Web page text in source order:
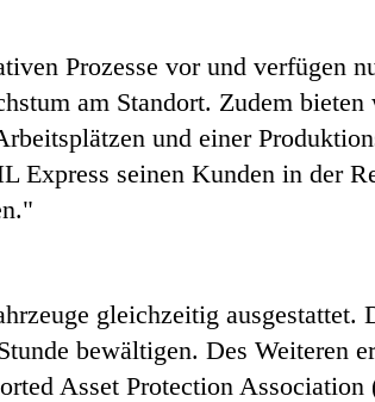
Prozesse vor und verfügen
am Standort. Zudem bieten
und einer
Express seinen Kunden in der
gleichzeitig ausgestattet.
bewältigen. Des Weiteren
Asset Protection Association